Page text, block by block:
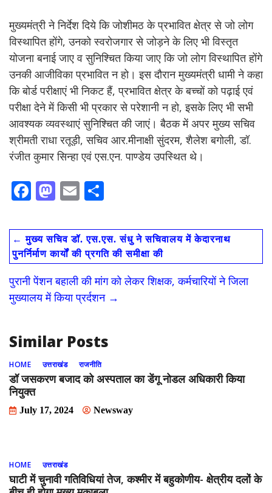
मुख्यमंत्री ने निर्देश दिये कि जोशीमठ के प्रभावित क्षेत्र से जो लोग
विस्थापित होंगे, उनको स्वरोजगार से जोड़ने के लिए भी विस्तृत
योजना बनाई जाए व सुनिश्चित किया जाए कि जो लोग विस्थापित होंगे
उनकी आजीविका प्रभावित न हो। इस दौरान मुख्यमंत्री धामी ने कहा
कि बोर्ड परीक्षाएं भी निकट हैं, प्रभावित क्षेत्र के बच्चों को पढ़ाई एवं
परीक्षा देने में किसी भी प्रकार से परेशानी न हो, इसके लिए भी सभी
आवश्यक व्यवस्थाएं सुनिश्चित की जाएं। बैठक में अपर मुख्य सचिव
श्रीमती राधा रतूड़ी, सचिव आर.मीनाक्षी सुंदरम, शैलेश बगोली, डॉ.
रंजीत कुमार सिन्हा एवं एस.एन. पाण्डेय उपस्थित थे।
F
e
b
o
o
k
M
to
d
o
n
E
ai
l
ar
e
← मुख्य सचिव डॉ. एस.एस. संधु ने सचिवालय में केदारनाथ
पुनर्निर्माण कार्यों की प्रगति की समीक्षा की
पुरानी पेंशन बहाली की मांग को लेकर शिक्षक, कर्मचारियों ने जिला
मुख्यालय में किया प्रर्दशन →
Similar Posts
HOME उत्तराखंड राजनीति
डाॅ जसकरण बजाद को अस्पताल का डेंगू नोडल अधिकारी किया
नियुक्त
July 17, 2024 Newsway
HOME उत्तराखंड
घाटी में चुनावी गतिविधियां तेज, कश्मीर में बहुकोणीय- क्षेत्रीय दलों के